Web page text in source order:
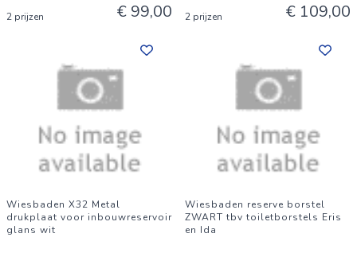
2 prijzen € 99,00 2 prijzen € 109,00
Wiesbaden X32 Metal
drukplaat voor inbouwreservoir
glans wit
Wiesbaden reserve borstel
ZWART tbv toiletborstels Eris
en Ida